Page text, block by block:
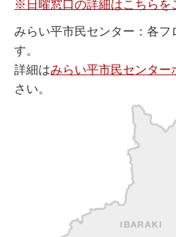
※日曜窓口の詳細はこちらを
みらい平市民センター：各フ
す。
詳細はみらい平市民センター
さい。